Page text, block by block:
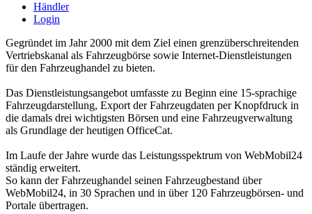
Händler
Login
Gegründet im Jahr 2000 mit dem Ziel einen grenzüberschreitenden
Vertriebskanal als Fahrzeugbörse sowie Internet-Dienstleistungen
für den Fahrzeughandel zu bieten.
Das Dienstleistungsangebot umfasste zu Beginn eine 15-sprachige
Fahrzeugdarstellung, Export der Fahrzeugdaten per Knopfdruck in
die damals drei wichtigsten Börsen und eine Fahrzeugverwaltung
als Grundlage der heutigen OfficeCat.
Im Laufe der Jahre wurde das Leistungsspektrum von WebMobil24
ständig erweitert.
So kann der Fahrzeughandel seinen Fahrzeugbestand über
WebMobil24, in 30 Sprachen und in über 120 Fahrzeugbörsen- und
Portale übertragen.